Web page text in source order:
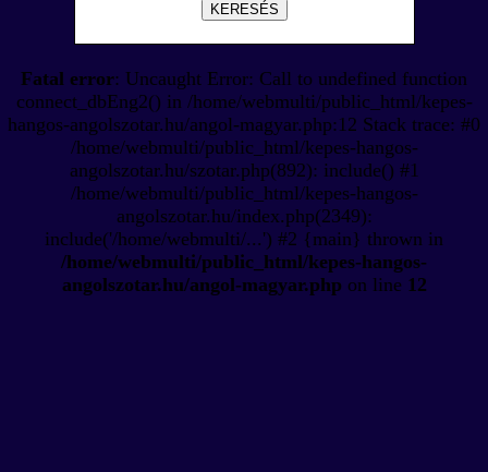
KERESÉS
Fatal error: Uncaught Error: Call to undefined function
connect_dbEng2() in /home/webmulti/public_html/kepes-
hangos-angolszotar.hu/angol-magyar.php:12 Stack trace: #0
/home/webmulti/public_html/kepes-hangos-
angolszotar.hu/szotar.php(892): include() #1
/home/webmulti/public_html/kepes-hangos-
angolszotar.hu/index.php(2349):
include('/home/webmulti/...') #2 {main} thrown in
/home/webmulti/public_html/kepes-hangos-
angolszotar.hu/angol-magyar.php on line 12